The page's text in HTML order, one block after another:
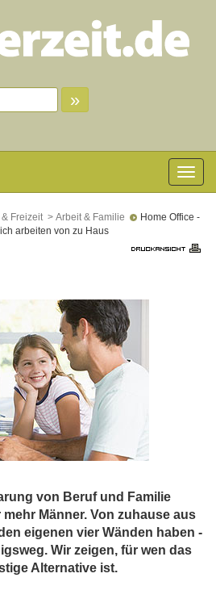
»
Toggle
Freizeit > Arbeit & Familie
Home Office -
arbeiten von zu Haus
von Beruf und Familie
Männer. Von zuhause aus
eigenen vier Wänden haben -
Wir zeigen, für wen das
Alternative ist.